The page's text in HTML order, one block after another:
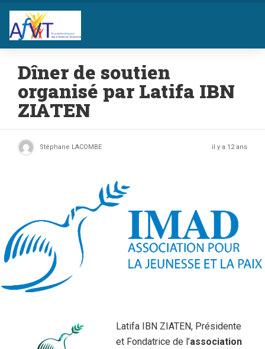
Dîner de soutien
organisé par Latifa IBN
ZIATEN
Stéphane LACOMBE il y a 12 ans
Latifa IBN ZIATEN, Présidente
et Fondatrice de l’association